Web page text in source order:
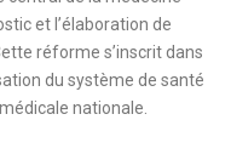
et l’élaboration de
réforme s’inscrit dans
du système de santé
nationale.